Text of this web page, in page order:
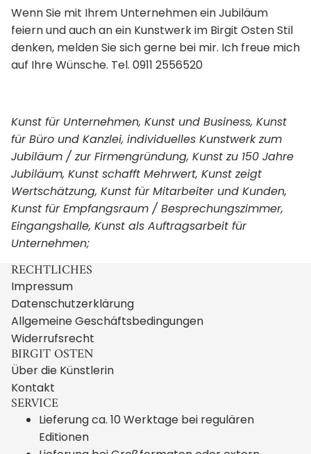
Wenn Sie mit Ihrem Unternehmen ein Jubiläum
feiern und auch an ein Kunstwerk im Birgit Osten Stil
denken, melden Sie sich gerne bei mir. Ich freue mich
auf Ihre Wünsche. Tel. 0911 2556520
Kunst für Unternehmen, Kunst und Business, Kunst
für Büro und Kanzlei, individuelles Kunstwerk zum
Jubiläum / zur Firmengründung, Kunst zu 150 Jahre
Jubiläum, Kunst schafft Mehrwert, Kunst zeigt
Wertschätzung, Kunst für Mitarbeiter und Kunden,
Kunst für Empfangsraum / Besprechungszimmer,
Eingangshalle, Kunst als Auftragsarbeit für
Unternehmen;
RECHTLICHES
Impressum
Datenschutzerklärung
Allgemeine Geschäftsbedingungen
Widerrufsrecht
BIRGIT OSTEN
Über die Künstlerin
Kontakt
SERVICE
Lieferung ca. 10 Werktage bei regulären
Editionen